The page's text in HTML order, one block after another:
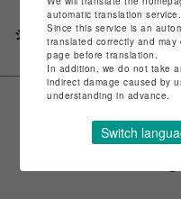
シェアする
automatic translation service.
Since this service is an
translated correctly and
page before translation.
In addition, we do not take
indirect damage caused by
understanding in advance.
Switch